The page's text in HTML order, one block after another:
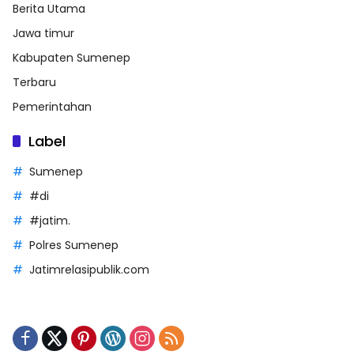
Berita Utama
Jawa timur
Kabupaten Sumenep
Terbaru
Pemerintahan
Label
Sumenep
#di
#jatim.
Polres Sumenep
Jatimrelasipublik.com